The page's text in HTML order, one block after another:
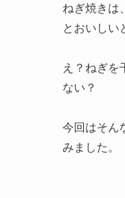
ねぎ焼きは
とおいしい
え？ねぎを
ない？
今回はそん
みました。